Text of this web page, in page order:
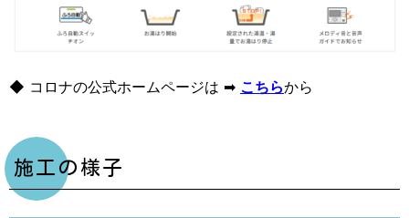
◆ コロナの公式ホームページは ➡ こちらから
施工の様子